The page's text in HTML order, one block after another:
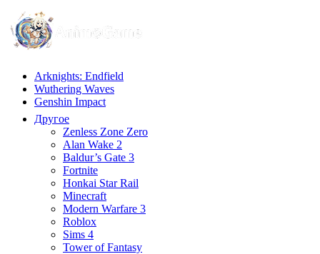
Arknights: Endfield
Wuthering Waves
Genshin Impact
Другое
Zenless Zone Zero
Alan Wake 2
Baldur’s Gate 3
Fortnite
Honkai Star Rail
Minecraft
Modern Warfare 3
Roblox
Sims 4
Tower of Fantasy